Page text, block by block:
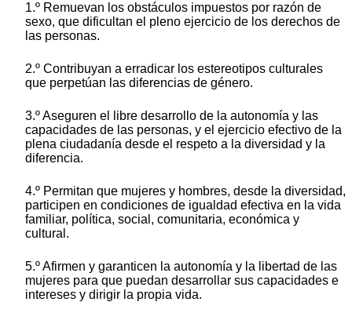
1.º Remuevan los obstáculos impuestos por razón de
sexo, que dificultan el pleno ejercicio de los derechos de
las personas.
2.º Contribuyan a erradicar los estereotipos culturales
que perpetúan las diferencias de género.
3.º Aseguren el libre desarrollo de la autonomía y las
capacidades de las personas, y el ejercicio efectivo de la
plena ciudadanía desde el respeto a la diversidad y la
diferencia.
4.º Permitan que mujeres y hombres, desde la diversidad,
participen en condiciones de igualdad efectiva en la vida
familiar, política, social, comunitaria, económica y
cultural.
5.º Afirmen y garanticen la autonomía y la libertad de las
mujeres para que puedan desarrollar sus capacidades e
intereses y dirigir la propia vida.